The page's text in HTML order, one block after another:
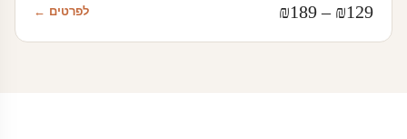
₪129
–
₪189
מחירים:
לפרטים ←